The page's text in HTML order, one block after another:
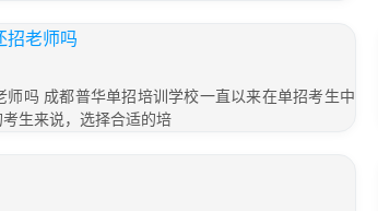
招老师吗
吗 成都普华单招培训学校一直以来在单招考生中
生来说，选择合适的培